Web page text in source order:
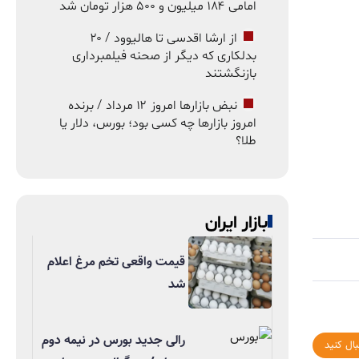
کنید
امامی ۱۸۴ میلیون و ۵۰۰ هزار تومان شد
از ارشا اقدسی تا هالیوود / ۲۰
بدلکاری که دیگر از صحنه فیلمبرداری
بازنگشتند
نبض بازارها امروز ۱۲ مرداد / برنده
امروز بازارها چه کسی بود؛ بورس، دلار یا
طلا؟
بازار ایران
قیمت واقعی تخم مرغ اعلام
شد
رالی جدید بورس در نیمه دوم